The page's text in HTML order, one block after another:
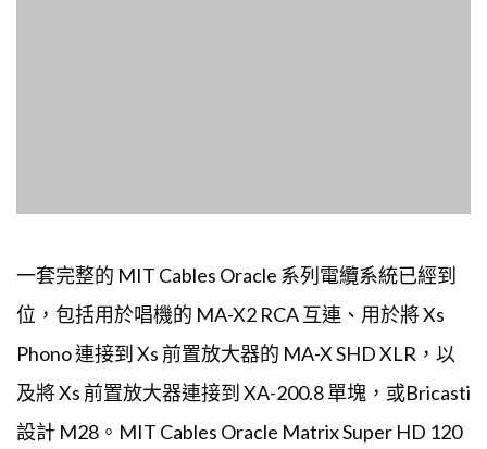
及將 Xs 前置放大器連接到 XA-200.8 單塊，或Bricasti
設計 M28。MIT Cables Oracle Matrix Super HD 120
揚聲器接口驅動揚聲器。在 TAD Evolution One 的情
況下，跨接電纜是音頻參考技術跨接電纜。使用的墨
盒是 Fuuga、Audio Note Io I Red 和 Soundsmith Paua